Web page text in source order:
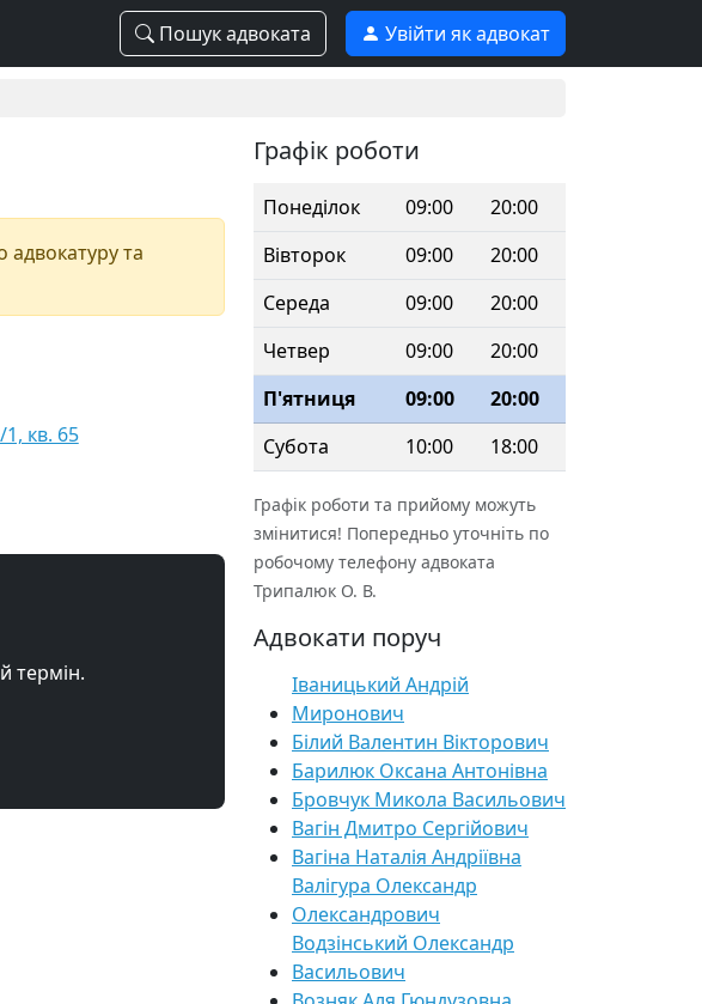
Пошук адвоката Увійти як адвокат
адвокатуру та
кв. 65
термін.
Графік роботи
Понеділок 09:00
20:00
Вівторок
09:00
20:00
Середа
09:00
20:00
Четвер
09:00
20:00
П'ятниця
09:00
20:00
Субота
10:00 18:00
Графік роботи та прийому можуть
змінитися! Попередньо уточніть по
робочому телефону адвоката
Трипалюк О. В.
Адвокати поруч
Іваницький Андрій
Миронович
Білий Валентин Вікторович
Барилюк Оксана Антонівна
Бровчук Микола Васильович
Вагін Дмитро Сергійович
Вагіна Наталія Андріївна
Валігура Олександр
Олександрович
Водзінський Олександр
Васильович